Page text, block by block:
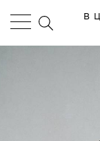
В